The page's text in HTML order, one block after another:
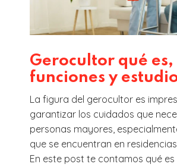
Gerocultor qué es,
funciones y
La figura del gerocultor es
garantizar los cuidados que
personas mayores,
que se encuentran en
En este post te contamos qué es